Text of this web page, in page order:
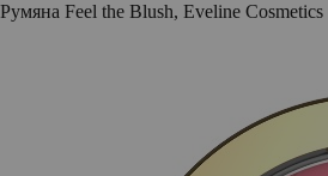
Румяна Feel the Blush, Eveline Cosmetics